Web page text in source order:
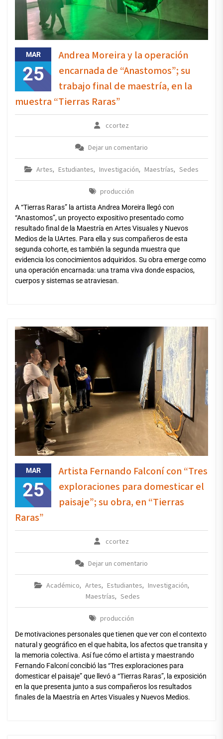
MAR
25
Andrea Moreira y la operación
encarnada de “Anastomos”; su
trabajo final de maestría, en la
muestra “Tierras Raras”
ccortez
Dejar un comentario
Artes, Estudiantes, Investigación, Maestrías, Sedes
producción
A “Tierras Raras” la artista Andrea Moreira llegó con
“Anastomos”, un proyecto expositivo presentado como
resultado final de la Maestría en Artes Visuales y Nuevos
Medios de la UArtes. Para ella y sus compañeros de esta
segunda cohorte, es también la segunda muestra que
evidencia los conocimientos adquiridos. Su obra emerge como
una operación encarnada: una trama viva donde espacios,
cuerpos y sistemas se atraviesan.
MAR
25
Artista Fernando Falconí con “Tres
exploraciones para domesticar el
paisaje”; su obra, en “Tierras
Raras”
ccortez
Dejar un comentario
Académico, Artes, Estudiantes, Investigación,
Maestrías, Sedes
producción
De motivaciones personales que tienen que ver con el contexto
natural y geográfico en el que habita, los afectos que transita y
la memoria colectiva. Así fue cómo el artista y maestrando
Fernando Falconí concibió las “Tres exploraciones para
domesticar el paisaje” que llevó a “Tierras Raras”, la exposición
en la que presenta junto a sus compañeros los resultados
finales de la Maestría en Artes Visuales y Nuevos Medios.